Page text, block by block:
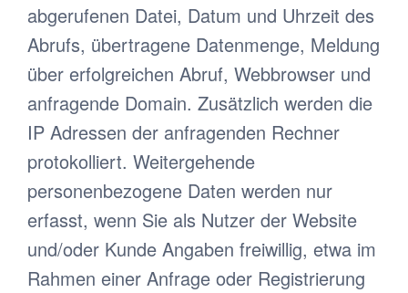
abgerufenen Datei, Datum und Uhrzeit des
Abrufs, übertragene Datenmenge, Meldung
über erfolgreichen Abruf, Webbrowser und
anfragende Domain. Zusätzlich werden die
IP Adressen der anfragenden Rechner
protokolliert. Weitergehende
personenbezogene Daten werden nur
erfasst, wenn Sie als Nutzer der Website
und/oder Kunde Angaben freiwillig, etwa im
Rahmen einer Anfrage oder Registrierung